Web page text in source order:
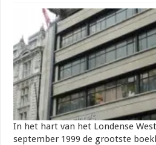
In het hart van het Londense
september 1999 de grootste